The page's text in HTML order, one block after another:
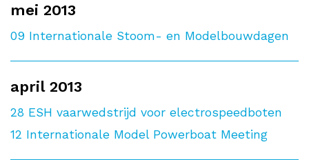
mei 2013
09 Internationale Stoom- en Modelbouwdagen
april 2013
28 ESH vaarwedstrijd voor electrospeedboten
12 Internationale Model Powerboat Meeting